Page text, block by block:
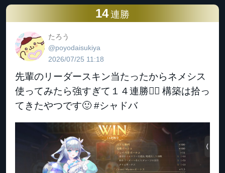
14 連勝
たろう
@poyodaisukiya
2026/07/25 11:18
先輩のリーダースキン当たったからネメシス
使ってみたら強すぎて１４連勝✌🏻 構築は拾っ
てきたやつです🙂 #シャドバ